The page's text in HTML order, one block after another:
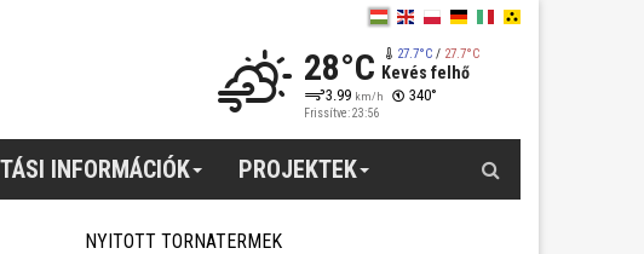
28°C 27.7°C/ 27.7°C
Kevés felhő
3.99 km/h 340°
Frissítve: 23:56
INFORMÁCIÓK PROJEKTEK
NYITOTT TORNATERMEK